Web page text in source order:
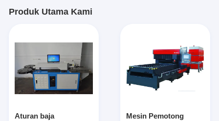
Produk Utama Kami
Aturan baja
Mesin Pemotong